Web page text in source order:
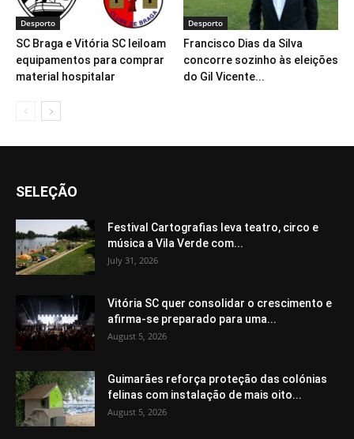
Desporto
SC Braga e Vitória SC leiloam
equipamentos para comprar
material hospitalar
Desporto
Francisco Dias da Silva
concorre sozinho às eleições
do Gil Vicente...
SELEÇÃO
Festival Cartografias leva teatro, circo e
música a Vila Verde com...
July 31, 2026
Vitória SC quer consolidar o crescimento e
afirma-se preparado para uma...
August 5, 2026
Guimarães reforça proteção das colónias
felinas com instalação de mais oito...
August 5, 2026